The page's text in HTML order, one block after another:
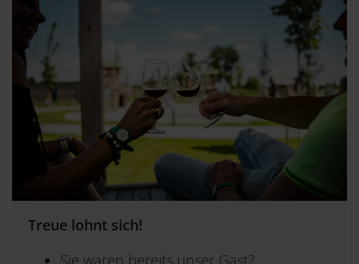
Treue lohnt sich!
Sie waren bereits unser Gast?